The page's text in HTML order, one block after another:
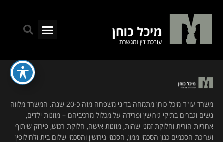
לתוכן
תפריט
משרד עו"ד מיכל כוחן מתמחה בדיני משפחה מזה כ-20 שנה. המשרד מלווה
נשים וגברים בתיקי גירושין ופרידה על מכלול מרכיביהם – מזונות ילדים,
אחריות הורית וחלוקת זמני שהות, מזונות אישה, חלוקת רכוש, פירוק שיתוף
ועריכת הסכמים כגון הסכמי ממון, הסכמי גירושין והסכמי שלום בית ולחילופין